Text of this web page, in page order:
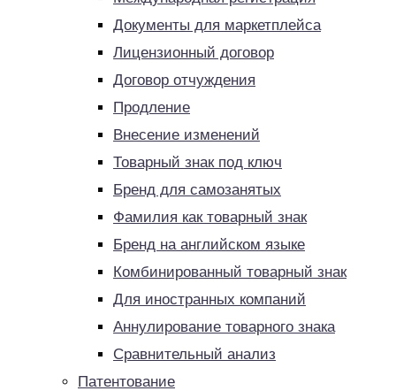
Документы для маркетплейса
Лицензионный договор
Договор отчуждения
Продление
Внесение изменений
Товарный знак под ключ
Бренд для самозанятых
Фамилия как товарный знак
Бренд на английском языке
Комбинированный товарный знак
Для иностранных компаний
Аннулирование товарного знака
Сравнительный анализ
Патентование